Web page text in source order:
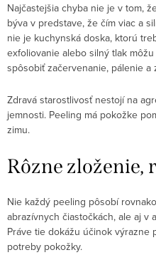
Najčastejšia chyba nie je v tom,
býva v predstave, že čím viac a
nie je kuchynská doska, ktorú
exfoliovanie alebo silný tlak
spôsobiť začervenanie, pálenie a
Zdravá starostlivosť nestojí na
jemnosti. Peeling má pokožke
zimu.
Rôzne zloženie,
Nie každý peeling pôsobí
abrazívnych čiastočkách, ale aj v
Práve tie dokážu účinok výrazne
potreby pokožky.